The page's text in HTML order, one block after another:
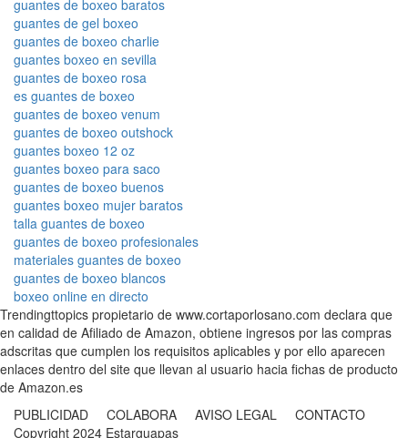
guantes de boxeo baratos
guantes de gel boxeo
guantes de boxeo charlie
guantes boxeo en sevilla
guantes de boxeo rosa
es guantes de boxeo
guantes de boxeo venum
guantes de boxeo outshock
guantes boxeo 12 oz
guantes boxeo para saco
guantes de boxeo buenos
guantes boxeo mujer baratos
talla guantes de boxeo
guantes de boxeo profesionales
materiales guantes de boxeo
guantes de boxeo blancos
boxeo online en directo
Trendingttopics propietario de www.cortaporlosano.com declara que
en calidad de Afiliado de Amazon, obtiene ingresos por las compras
adscritas que cumplen los requisitos aplicables y por ello aparecen
enlaces dentro del site que llevan al usuario hacia fichas de producto
de Amazon.es
PUBLICIDAD COLABORA AVISO LEGAL CONTACTO
Copyright 2024 Estarguapas